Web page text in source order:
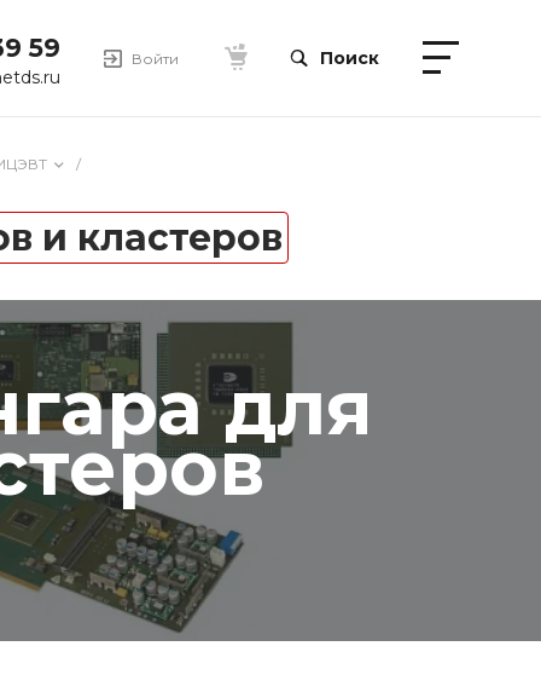
59 Войти Поиск
/
и кластеров
для